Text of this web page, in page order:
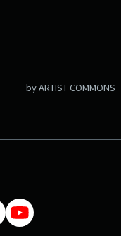
by ARTIST COMMONS